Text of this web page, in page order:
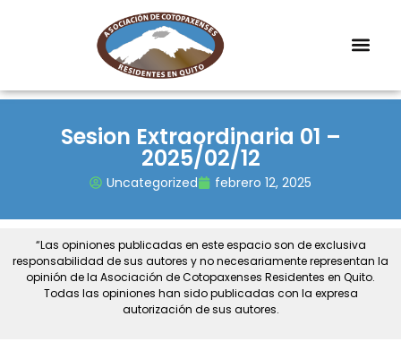
Sesion Extraordinaria 01 –
2025/02/12
Uncategorized febrero 12, 2025
“Las opiniones publicadas en este espacio son de exclusiva
responsabilidad de sus autores y no necesariamente representan la
opinión de la Asociación de Cotopaxenses Residentes en Quito.
Todas las opiniones han sido publicadas con la expresa
autorización de sus autores.